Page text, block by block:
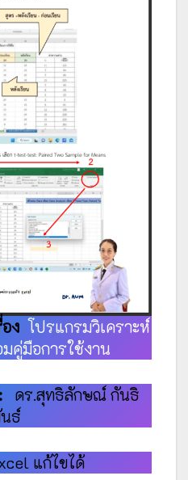
ง โปรแกรมวิเคราะห์
คู่มือการใช้งาน
ดร.สุทธิลักษณ์ กันธิ
ธ์
แก้ไขได้